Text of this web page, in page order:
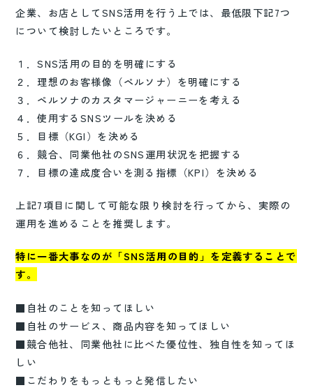
企業、お店としてSNS活用を行う上では、最低限下記7つ
について検討したいところです。
１．SNS活用の目的を明確にする
２．理想のお客様像（ペルソナ）を明確にする
３．ペルソナのカスタマージャーニーを考える
４．使用するSNSツールを決める
５．目標（KGI）を決める
６．競合、同業他社のSNS運用状況を把握する
７．目標の達成度合いを測る指標（KPI）を決める
上記7項目に関して可能な限り検討を行ってから、実際の
運用を進めることを推奨します。
特に一番大事なのが「SNS活用の目的」を定義することで
す。
■自社のことを知ってほしい
■自社のサービス、商品内容を知ってほしい
■競合他社、同業他社に比べた優位性、独自性を知ってほ
しい
■こだわりをもっともっと発信したい